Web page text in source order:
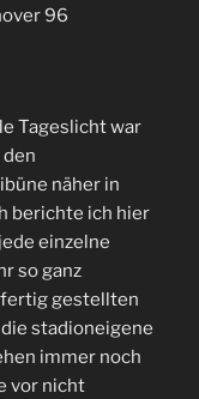
96
Tageslicht war
näher in
berichte ich hier
einzelne
so ganz
fertig gestellten
stadioneigene
immer noch
vor nicht